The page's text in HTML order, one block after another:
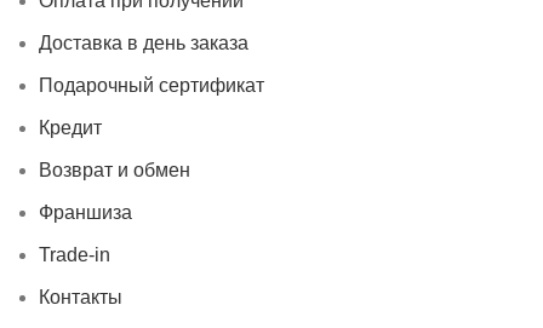
Доставка в день заказа
Подарочный сертификат
Кредит
Возврат и обмен
Франшиза
Trade-in
Контакты